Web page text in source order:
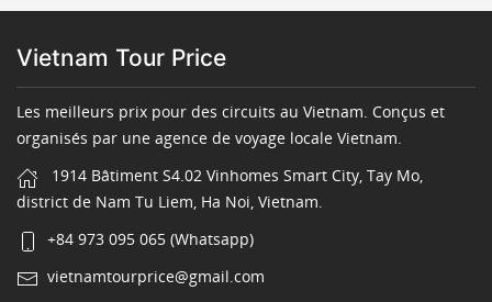
Vietnam Tour Price
Les meilleurs prix pour des circuits au Vietnam. Conçus et
organisés par une agence de voyage locale Vietnam.
1914 Bâtiment S4.02 Vinhomes Smart City, Tay Mo,
district de Nam Tu Liem, Ha Noi, Vietnam.
+84 973 095 065 (Whatsapp)
vietnamtourprice@gmail.com